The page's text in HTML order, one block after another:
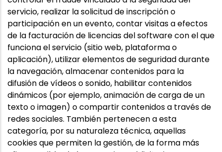
servicio, realizar la solicitud de inscripción o
participación en un evento, contar visitas a efectos
de la facturación de licencias del software con el que
funciona el servicio (sitio web, plataforma o
aplicación), utilizar elementos de seguridad durante
la navegación, almacenar contenidos para la
difusión de vídeos o sonido, habilitar contenidos
dinámicos (por ejemplo, animación de carga de un
texto o imagen) o compartir contenidos a través de
redes sociales. También pertenecen a esta
categoría, por su naturaleza técnica, aquellas
cookies que permiten la gestión, de la forma más